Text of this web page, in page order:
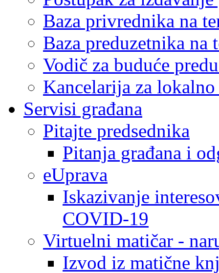
Baza privrednika na
Baza preduzetnika
Vodič za buduće
Kancelarija za
Servisi građana
Pitajte predsednika
Pitanja građana i
eUprava
Iskazivanje
COVID-19
Virtuelni matičar -
Izvod iz matične